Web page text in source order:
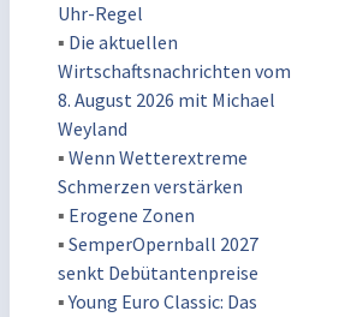
Uhr-Regel
▪ Die aktuellen
Wirtschaftsnachrichten vom
8. August 2026 mit Michael
Weyland
▪ Wenn Wetterextreme
Schmerzen verstärken
▪ Erogene Zonen
▪ SemperOpernball 2027
senkt Debütantenpreise
▪Young Euro Classic: Das